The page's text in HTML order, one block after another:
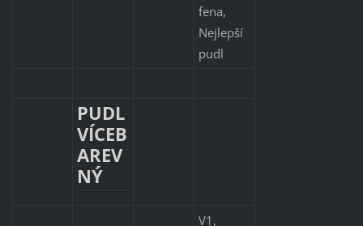
fena,
Nejlepší
pudl
PUDL
VÍCEB
AREV
NÝ
V1,